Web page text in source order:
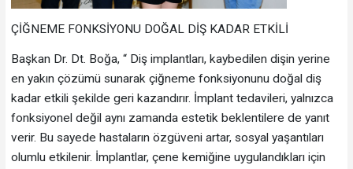
ÇİĞNEME FONKSİYONU DOĞAL DİŞ KADAR ETKİLİ
Başkan Dr. Dt. Boğa, “ Diş implantları, kaybedilen dişin yerine
en yakın çözümü sunarak çiğneme fonksiyonunu doğal diş
kadar etkili şekilde geri kazandırır. İmplant tedavileri, yalnızca
fonksiyonel değil aynı zamanda estetik beklentilere de yanıt
verir. Bu sayede hastaların özgüveni artar, sosyal yaşantıları
olumlu etkilenir. İmplantlar, çene kemiğine uygulandıkları için